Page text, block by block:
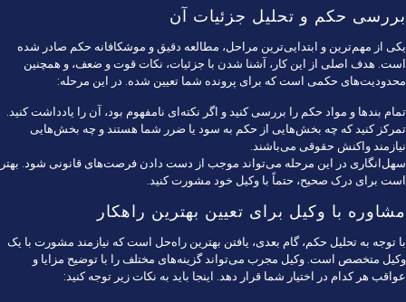
بررسی حکم و تحلیل جزئیات آن
یکی از مهم‌ترین و ابتدایی‌ترین مراحل، مطالعه دقیق و موشکافانه حکم صادر شده
است. هدف اصلی از این کار، آشنا شدن با جزئیات، نکات قوت و ضعف، و همچنین
محدودیت‌های حکمی است که برای پرونده شما تعیین شده. در این مرحله:
تمام بندها و مواد حکم را بررسی کنید و اگر نکته‌ای نامفهوم بود، آن را یادداشت کنید.
تمرکز کنید که چه بخش‌هایی از حکم به سود یا ضرر شما هستند و چه بخش‌هایی
نیازمند واکنش حقوقی می‌باشند.
سهل‌انگاری در این مرحله می‌تواند موجب از دست دادن فرصت‌های قانونی شود. بهتر
است برای درک صحیح، حتماً با وکیل خود مشورت کنید.
مشاوره با وکیل برای تعیین بهترین راهکار
با توجه به تحلیل حکم، گام بعدی، یافتن بهترین راه‌حل است که نیازمند مشورت با یک
وکیل متخصص است. وکیل مجرب می‌تواند گزینه‌های مختلف را با توضیح مزایا و
عواقب هر کدام در اختیار شما قرار دهد. اینجا باید به نکات زیر توجه کنید: